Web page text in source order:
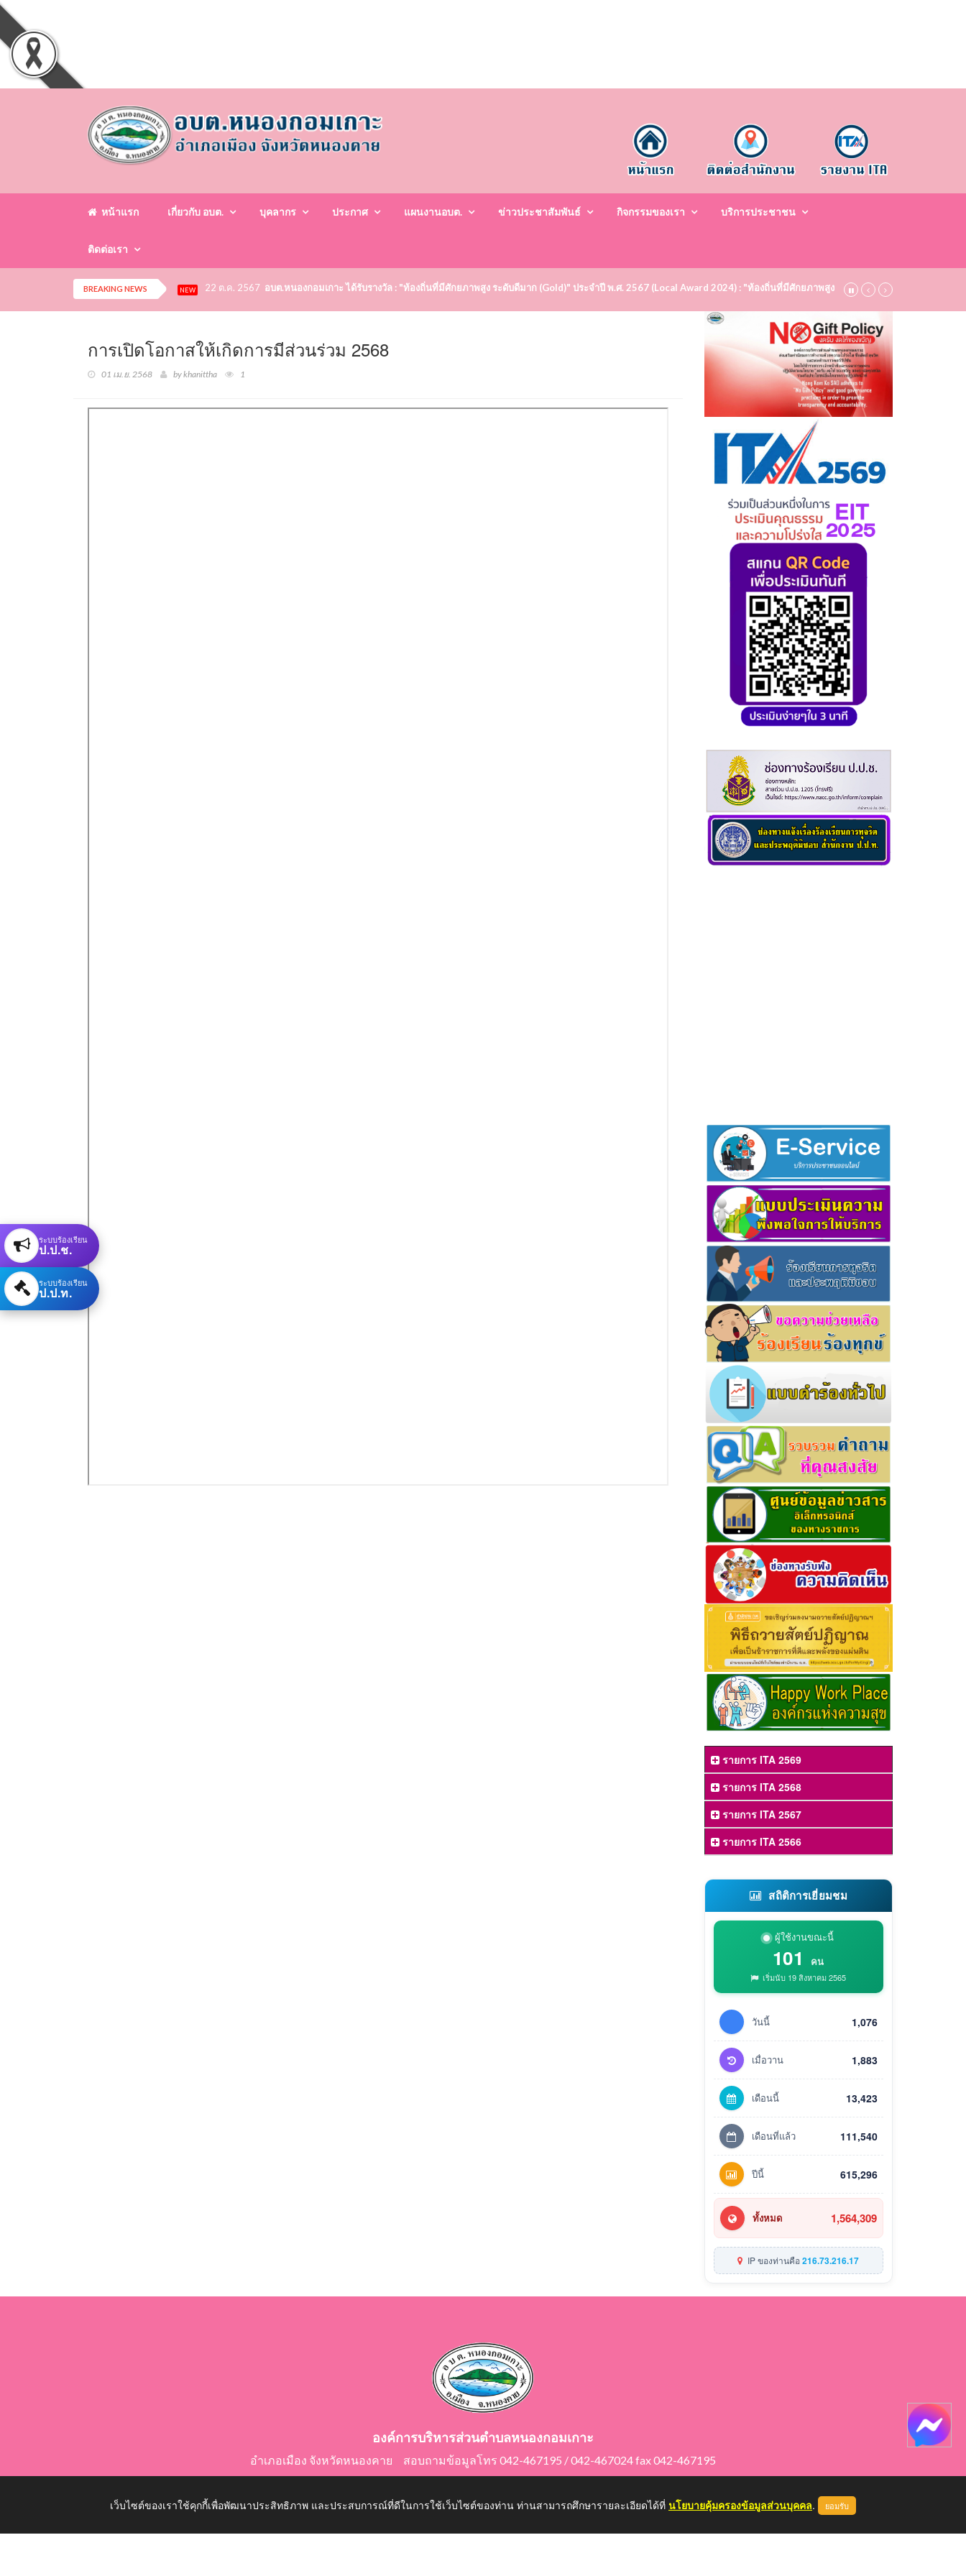
หน้าแรก เกี่ยวกับ อบต. บุคลากร ประกาศ แผนงานอบต. ข่าวประชาสัมพันธ์ กิจกรรมของเรา บริการประชาชน
ติดต่อเรา
BREAKING NEWS NEW 22 ต.ค. 2567 อบต.หนองกอมเกาะ ได้รับรางวัล : "ท้องถิ่นที่มีศักยภาพสูง ระดับดีมาก (Gold)" ประจำปี พ.ศ. 2567 (Local Award 2024) : "ท้องถิ่นที่มีศักยภาพสูง ระดับชมเชย (Bronze)" ประจำ
การเปิดโอกาสให้เกิดการมีส่วนร่วม 2568
01 เม.ย. 2568 by khanittha 1
รายการ ITA 2569
รายการ ITA 2568
รายการ ITA 2567
รายการ ITA 2566
สถิติการเยี่ยมชม
ผู้ใช้งานขณะนี้
101 คน
เริ่มนับ 19 สิงหาคม 2565
วันนี้ 1,076
เมื่อวาน 1,883
เดือนนี้ 13,423
เดือนที่แล้ว 111,540
ปีนี้ 615,296
ทั้งหมด 1,564,309
IP ของท่านคือ216.73.216.17
องค์การบริหารส่วนตำบลหนองกอมเกาะ
อำเภอเมือง จังหวัดหนองคาย สอบถามข้อมูลโทร 042-467195 / 042-467024 fax 042-467195
ระบบร้องเรียน
ป.ป.ช.
ระบบร้องเรียน
ป.ป.ท.
เว็บไซต์ของเราใช้คุกกี้เพื่อพัฒนาประสิทธิภาพ และประสบการณ์ที่ดีในการใช้เว็บไซต์ของท่าน ท่านสามารถศึกษารายละเอียดได้ที่ นโยบายคุ้มครองข้อมูลส่วนบุคคล. ยอมรับ